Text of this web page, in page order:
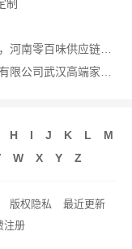
制
社区高盈利零食硬折扣全域盈利，河南零百味供应链有限公司
H I J K L
M
W X Y Z
版权隐私
最近更新
注册